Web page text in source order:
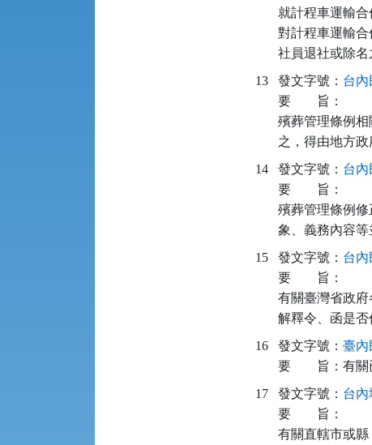
就計程車運輸
對計程車運輸
社員退社或除名
13
發文字號： 台內
要
旨：
殯葬管理條例
之，得由地方
14
發文字號： 台內
要
旨：
殯葬管理條例
象、義務內容等
15
發文字號： 台內
要
旨：
有關臺灣省政
解釋令、函是否
16
發文字號： 臺內
要
旨： 有關
17
發文字號： 台內
要
旨：
有關直轄市或